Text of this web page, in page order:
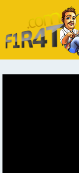
Ana Sayfa